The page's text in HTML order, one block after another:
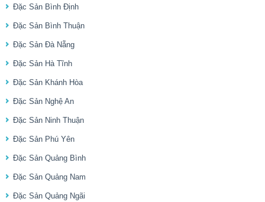
Đặc Sản Bình Định
Đặc Sản Bình Thuận
Đặc Sản Đà Nẵng
Đặc Sản Hà Tĩnh
Đặc Sản Khánh Hòa
Đặc Sản Nghệ An
Đặc Sản Ninh Thuận
Đặc Sản Phú Yên
Đặc Sản Quảng Bình
Đặc Sản Quảng Nam
Đặc Sản Quảng Ngãi